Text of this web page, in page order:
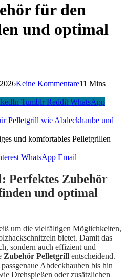
für den
und optimal
Keine Kommentare11 Mins
Tumblr Reddit WhatsApp
und komfortables Pelletgrillen
WhatsApp Email
Perfektes Zubehör
und optimal
um die vielfältigen Möglichkeiten,
bietet. Damit das
sondern auch effizient und
Zubehör Pelletgrill entscheidend.
Abdeckhauben bis hin
Drehspießen oder zusätzlichen